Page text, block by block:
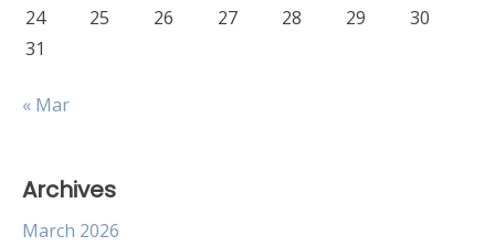
24
25 26 27 28 29
30
31
« Mar
Archives
March 2026